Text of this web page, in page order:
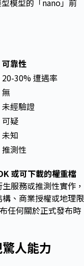
可靠性
20-30% 遭遇率
無
未經驗證
可疑
未知
推測性
或可下載的權重檔
服務或推測性實作，
、商業授權或地理限
任何關於正式發布時
人能力